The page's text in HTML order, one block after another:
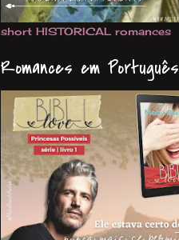
short HISTORICAL romances
Romances em Português